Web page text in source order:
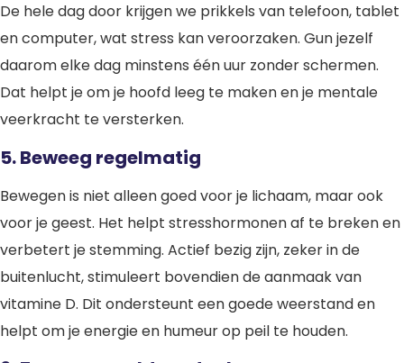
De hele dag door krijgen we prikkels van telefoon, tablet
en computer, wat stress kan veroorzaken. Gun jezelf
daarom elke dag minstens één uur zonder schermen.
Dat helpt je om je hoofd leeg te maken en je mentale
veerkracht te versterken.
5. Beweeg regelmatig
Bewegen is niet alleen goed voor je lichaam, maar ook
voor je geest. Het helpt stresshormonen af te breken en
verbetert je stemming. Actief bezig zijn, zeker in de
buitenlucht, stimuleert bovendien de aanmaak van
vitamine D. Dit ondersteunt een goede weerstand en
helpt om je energie en humeur op peil te houden.